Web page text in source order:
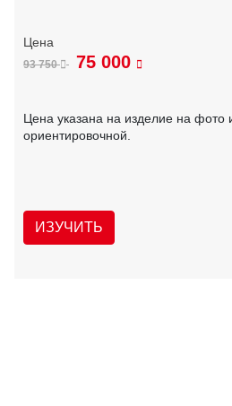
93 750 75 000
Цена указана на изделие на фото
ориентировочной.
ИЗУЧИТЬ